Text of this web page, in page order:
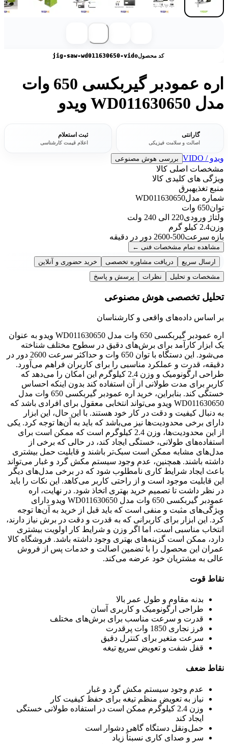
کد محصولjig-saw-wd011630650-vido
اره عمودبر گیربکسی 650 وات
مدل WD011630650 ویدو
گارانتی
اصالت و سلامت فیزیکی
ثبت استعلام
اعلام قیمت کارشناسی
ویدو / VIDO بررسی هوش مصنوعی
مشخصات اصلی کالا
ویژگی های کلیدی کالا
منبع تغذیهبرق
شماره مدلWD011630650
توان650 وات
ولتاژ ورودی220 الی 240 ولت
وزن2.4 کیلو گرم
بازه سرعت500-2600 دور در دقیقه
مشاهده تمام مشخصات فنی ←
ارسال سریع
دریافت مشاوره تخصصی
خرید حضوری و آنلاین
مشخصات و تحلیل
نظرات پرسش و پاسخ
تحلیل تخصصی هوش مصنوعی
بر اساس داده‌های واقعی و کارشناسان
اره عمودبر گیربکسی 650 وات مدل WD011630650 ویدو به عنوان
یک ابزار کارآمد برای برش‌های دقیق در سطوح مختلف شناخته
می‌شود. این دستگاه با توان 650 وات و حداکثر سرعت 2600 دور در
دقیقه، قدرت و عملکرد مناسبی را برای کاربران فراهم می‌آورد.
طراحی ارگونومیک و وزن 2.4 کیلوگرم این امکان را می‌دهد که
کاربر برای مدت طولانی از آن استفاده کند بدون اینکه احساس
خستگی کند. بنابراین، خرید اره عمودبر گیربکسی 650 وات مدل
WD011630650 ویدو می‌تواند انتخابی معقول برای افرادی باشد که
به دنبال کیفیت و دقت در کار خود هستند. با این حال، این ابزار
دارای برخی محدودیت‌ها نیز می‌باشد که باید به آن‌ها توجه کرد. یکی
از این محدودیت‌ها، وزن 2.4 کیلوگرم است که ممکن است برای
استفاده‌های طولانی، خستگی ایجاد کند، در حالی که برخی از
مدل‌های مشابه ممکن است سبک‌تر باشند و قابلیت حمل بیشتری
داشته باشند. همچنین، عدم وجود سیستم مکش گرد و غبار می‌تواند
باعث ایجاد شرایط کاری نامطلوب شود که در برخی مدل‌های دیگر
این قابلیت موجود است و از راحتی کاربر می‌کاهد. این نکات را باید
در نظر داشت تا تصمیم خرید بهتری اتخاذ شود. در نهایت، اره
عمودبر گیربکسی 650 وات مدل WD011630650 ویدو دارای
ویژگی‌های مثبت و منفی است که باید قبل از خرید به آن‌ها توجه
کرد. این ابزار برای کاربرانی که به قدرت و دقت در برش نیاز دارند،
انتخاب مناسبی است، اما اگر وزن و شرایط کار اولویت بیشتری
دارد، ممکن است گزینه‌های بهتری وجود داشته باشد. فروشگاه کالا
عمران این محصول را با تضمین اصالت و خدمات پس از فروش
عالی به مشتریان خود عرضه می‌کند.
نقاط قوت
بدنه مقاوم و طول عمر بالا
طراحی ارگونومیک و کاربری آسان
قدرت و سرعت مناسب برای برش‌های مختلف
فرز نجاری 1850 وات پرقدرت
سرعت متغیر برای کنترل دقیق
قفل شفت و تعویض سریع تیغه
نقاط ضعف
عدم وجود سیستم مکش گرد و غبار
نیاز به تعویض منظم تیغه برای حفظ کیفیت کار
وزن 2.4 کیلوگرم ممکن است در استفاده طولانی خستگی
ایجاد کند
حمل‌ونقل دستگاه گاهی دشوار است
سر و صدای کاری نسبتاً زیاد